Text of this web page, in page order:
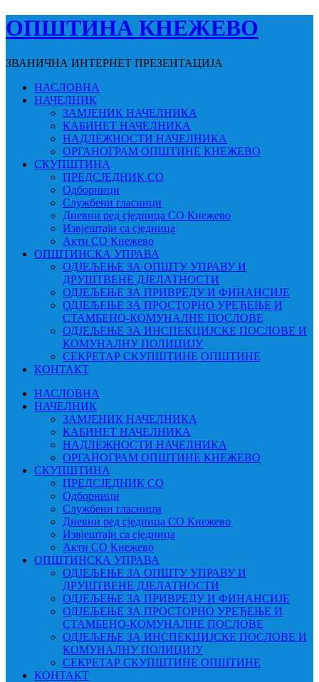
ОПШТИНА КНЕЖЕВО
ЗВАНИЧНА ИНТЕРНЕТ ПРЕЗЕНТАЦИЈА
НАСЛОВНА
НАЧЕЛНИК
ЗАМЈЕНИК НАЧЕЛНИКА
КАБИНЕТ НАЧЕЛНИКА
НАДЛЕЖНОСТИ НАЧЕЛНИКА
ОРГАНОГРАМ ОПШТИНЕ КНЕЖЕВО
СКУПШТИНА
ПРЕДСЈЕДНИК СО
Одборници
Службени гласници
Дневни ред сједница СО Кнежево
Извјештаји са сједница
Акти СО Кнежево
ОПШТИНСКА УПРАВА
ОДЈЕЉЕЊЕ ЗА ОПШТУ УПРАВУ И
ДРУШТВЕНЕ ДЈЕЛАТНОСТИ
ОДЈЕЉЕЊЕ ЗА ПРИВРЕДУ И ФИНАНСИЈЕ
ОДЈЕЉЕЊЕ ЗА ПРОСТОРНО УРЕЂЕЊЕ И
СТАМБЕНО-КОМУНАЛНЕ ПОСЛОВЕ
ОДЈЕЉЕЊЕ ЗА ИНСПЕКЦИЈСКЕ ПОСЛОВЕ И
КОМУНАЛНУ ПОЛИЦИЈУ
СЕКРЕТАР СКУПШТИНЕ ОПШТИНЕ
КОНТАКТ
НАСЛОВНА
НАЧЕЛНИК
ЗАМЈЕНИК НАЧЕЛНИКА
КАБИНЕТ НАЧЕЛНИКА
НАДЛЕЖНОСТИ НАЧЕЛНИКА
ОРГАНОГРАМ ОПШТИНЕ КНЕЖЕВО
СКУПШТИНА
ПРЕДСЈЕДНИК СО
Одборници
Службени гласници
Дневни ред сједница СО Кнежево
Извјештаји са сједница
Акти СО Кнежево
ОПШТИНСКА УПРАВА
ОДЈЕЉЕЊЕ ЗА ОПШТУ УПРАВУ И
ДРУШТВЕНЕ ДЈЕЛАТНОСТИ
ОДЈЕЉЕЊЕ ЗА ПРИВРЕДУ И ФИНАНСИЈЕ
ОДЈЕЉЕЊЕ ЗА ПРОСТОРНО УРЕЂЕЊЕ И
СТАМБЕНО-КОМУНАЛНЕ ПОСЛОВЕ
ОДЈЕЉЕЊЕ ЗА ИНСПЕКЦИЈСКЕ ПОСЛОВЕ И
КОМУНАЛНУ ПОЛИЦИЈУ
СЕКРЕТАР СКУПШТИНЕ ОПШТИНЕ
КОНТАКТ